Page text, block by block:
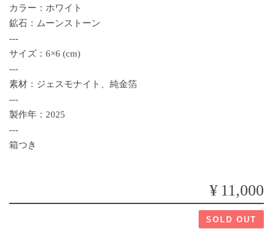
カラー：ホワイト
鉱石：ムーンストーン
---
サイズ：6×6 (cm)
---
素材：ジェスモナイト、純金箔
---
製作年：2025
---
箱つき
¥11,000
SOLD OUT